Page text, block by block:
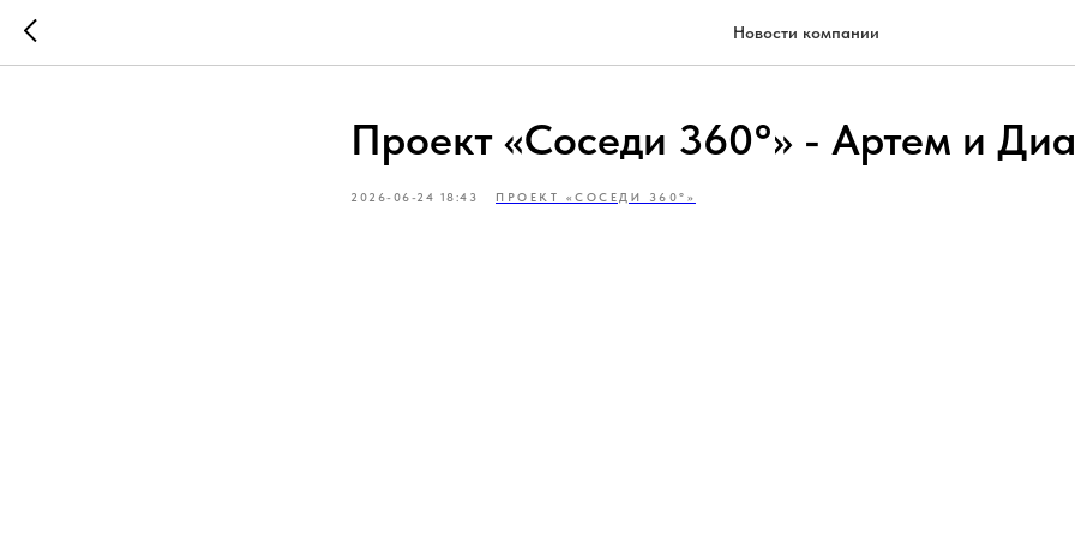
Новости компании
Проект «Соседи 360°» - Артем и
2026-06-24 18:43 ПРОЕКТ «СОСЕДИ 360°»